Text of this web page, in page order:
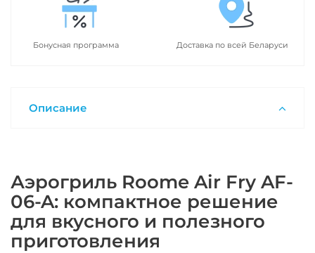
Бонусная программа Доставка по всей Беларуси
Описание
Аэрогриль Roome Air Fry AF-
06-A: компактное решение
для вкусного и полезного
приготовления